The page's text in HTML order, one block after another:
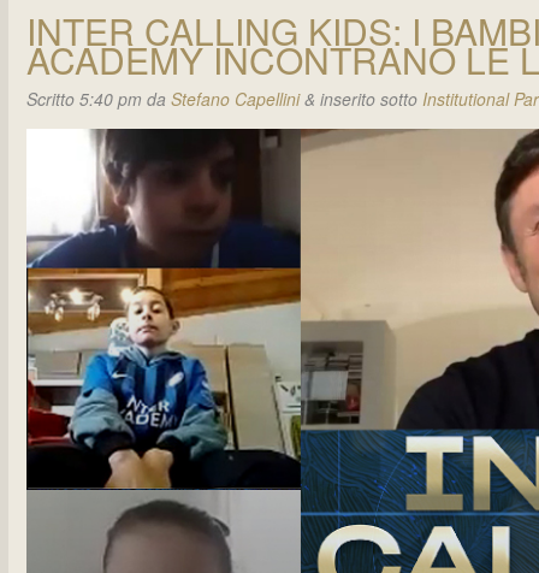
INTER CALLING KIDS: I
ACADEMY INCONTRANO LE
Scritto 5:40 pm da Stefano Capellini & inserito sotto Institutional